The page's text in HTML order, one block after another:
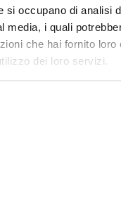
si occupano di analisi
media, i quali
che hai fornito loro
dei loro servizi.
14